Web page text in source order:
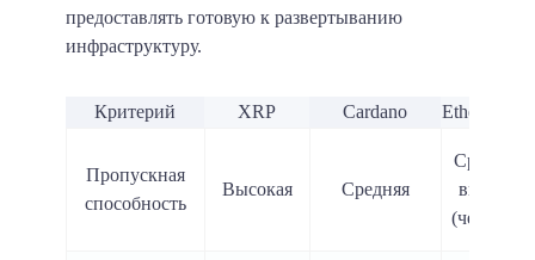
предоставлять готовую к развертыванию
инфраструктуру.
Критерий XRP Cardano Ethereum/
Пропускная
способность
Высокая Средняя
Средняя /
высокая
(через L2)